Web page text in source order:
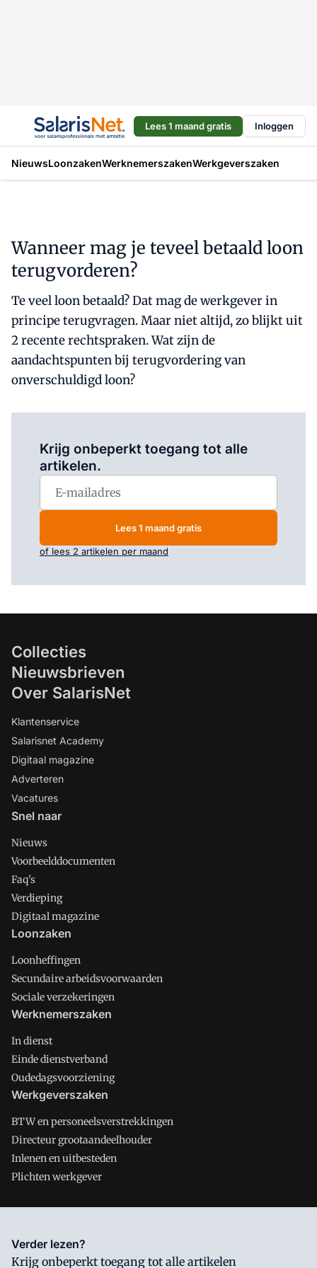
Lees 1 maand gratis Inloggen
NieuwsLoonzakenWerknemerszakenWerkgeverszaken
Wanneer mag je teveel betaald loon
terugvorderen?
Te veel loon betaald? Dat mag de werkgever in
principe terugvragen. Maar niet altijd, zo blijkt uit
2 recente rechtspraken. Wat zijn de
aandachtspunten bij terugvordering van
onverschuldigd loon?
Krijg onbeperkt toegang tot alle
artikelen.
Lees 1 maand gratis
of lees 2 artikelen per maand
Collecties
Nieuwsbrieven
Over SalarisNet
Klantenservice
Salarisnet Academy
Digitaal magazine
Adverteren
Vacatures
Snel naar
Nieuws
Voorbeelddocumenten
Faq's
Verdieping
Digitaal magazine
Loonzaken
Loonheffingen
Secundaire arbeidsvoorwaarden
Sociale verzekeringen
Werknemerszaken
In dienst
Einde dienstverband
Oudedagsvoorziening
Werkgeverszaken
BTW en personeelsverstrekkingen
Directeur grootaandeelhouder
Inlenen en uitbesteden
Plichten werkgever
Salarisnet is onderdeel van VMN media. Lees in
waar VMN media voor staat. Op gebruik van deze site zijn de
Verder lezen?
Krijg onbeperkt toegang tot alle artikelen